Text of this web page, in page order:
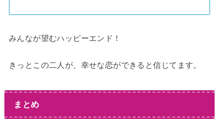
みんなが望むハッピーエンド！
きっとこの二人が、幸せな恋ができると信じてます。
まとめ